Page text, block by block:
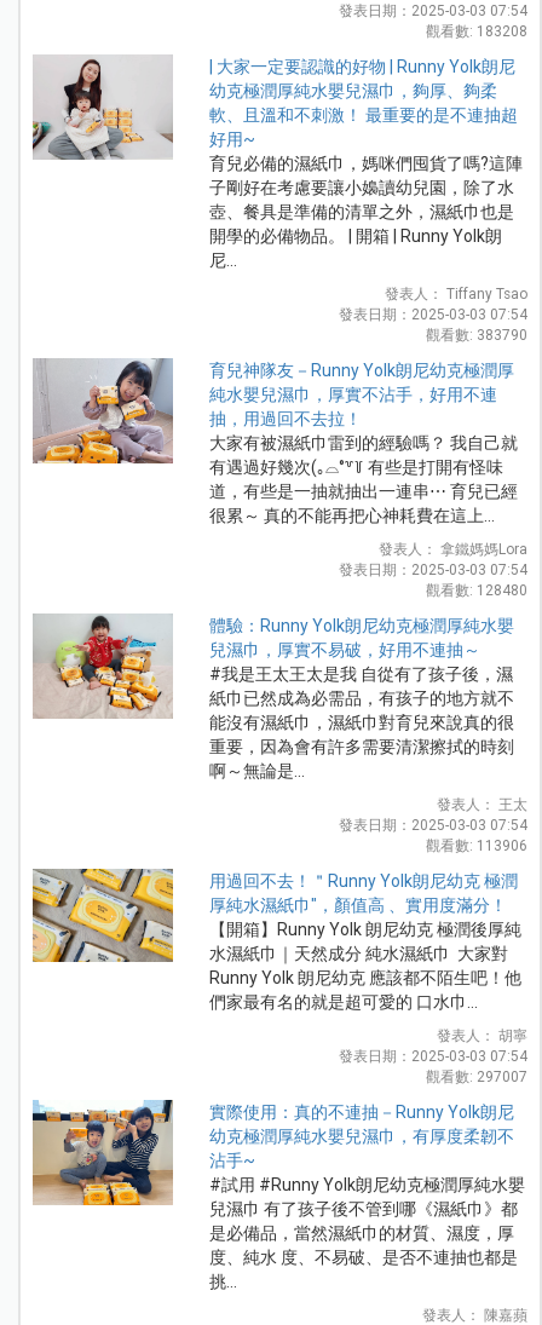
發表日期：2025-03-03 07:54
觀看數: 183208
| 大家一定要認識的好物 | Runny Yolk朗尼
幼克極潤厚純水嬰兒濕巾，夠厚、夠柔
軟、且溫和不刺激！ 最重要的是不連抽超
好用~
育兒必備的濕紙巾，媽咪們囤貨了嗎?這陣
子剛好在考慮要讓小嬝讀幼兒園，除了水
壺、餐具是準備的清單之外，濕紙巾也是
開學的必備物品。 | 開箱 | Runny Yolk朗
尼...
發表人： Tiffany Tsao
發表日期：2025-03-03 07:54
觀看數: 383790
育兒神隊友－Runny Yolk朗尼幼克極潤厚
純水嬰兒濕巾，厚實不沾手，好用不連
抽，用過回不去拉！
大家有被濕紙巾雷到的經驗嗎？ 我自己就
有遇過好幾次(｡⌓°꒷꒦ 有些是打開有怪味
道，有些是一抽就抽出一連串⋯ 育兒已經
很累～ 真的不能再把心神耗費在這上...
發表人： 拿鐵媽媽Lora
發表日期：2025-03-03 07:54
觀看數: 128480
體驗：Runny Yolk朗尼幼克極潤厚純水嬰
兒濕巾，厚實不易破，好用不連抽～
#我是王太王太是我 自從有了孩子後，濕
紙巾已然成為必需品，有孩子的地方就不
能沒有濕紙巾，濕紙巾對育兒來說真的很
重要，因為會有許多需要清潔擦拭的時刻
啊～無論是...
發表人： 王太
發表日期：2025-03-03 07:54
觀看數: 113906
用過回不去！＂Runny Yolk朗尼幼克 極潤
厚純水濕紙巾"，顏值高 、實用度滿分！
【開箱】Runny Yolk 朗尼幼克 極潤後厚純
水濕紙巾｜天然成分 純水濕紙巾 大家對
Runny Yolk 朗尼幼克 應該都不陌生吧！他
們家最有名的就是超可愛的 口水巾...
發表人： 胡寧
發表日期：2025-03-03 07:54
觀看數: 297007
實際使用：真的不連抽－Runny Yolk朗尼
幼克極潤厚純水嬰兒濕巾，有厚度柔韌不
沾手~
#試用 #Runny Yolk朗尼幼克極潤厚純水嬰
兒濕巾 有了孩子後不管到哪《濕紙巾》都
是必備品，當然濕紙巾的材質、濕度，厚
度、純水 度、不易破、是否不連抽也都是
挑...
發表人： 陳嘉蘋